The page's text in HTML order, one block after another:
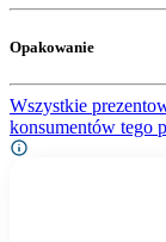
Opakowanie
Wszystkie
konsumentów tego